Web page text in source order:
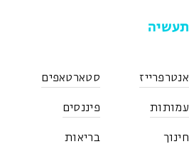
תעשיה
אנטרפרייז סטארטאפים
עמותות פיננסים
חינוך בריאות